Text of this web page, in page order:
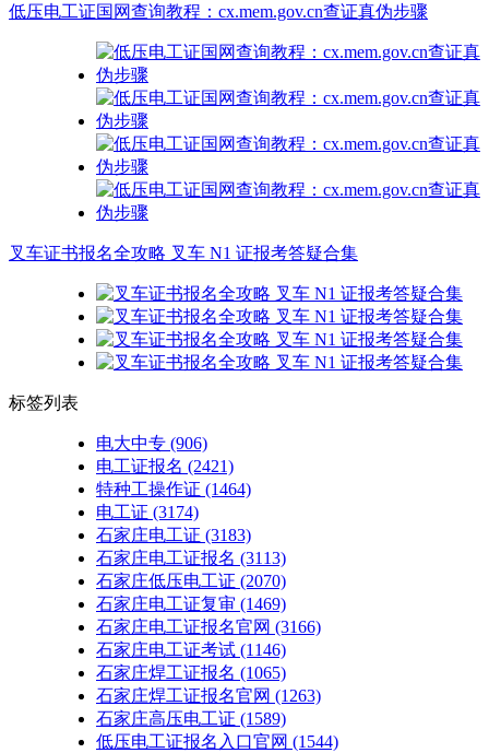
低压电工证国网查询教程：cx.mem.gov.cn查证真伪步骤
叉车证书报名全攻略 叉车 N1 证报考答疑合集
标签列表
电大中专 (906)
电工证报名 (2421)
特种工操作证 (1464)
电工证 (3174)
石家庄电工证 (3183)
石家庄电工证报名 (3113)
石家庄低压电工证 (2070)
石家庄电工证复审 (1469)
石家庄电工证报名官网 (3166)
石家庄电工证考试 (1146)
石家庄焊工证报名 (1065)
石家庄焊工证报名官网 (1263)
石家庄高压电工证 (1589)
低压电工证报名入口官网 (1544)